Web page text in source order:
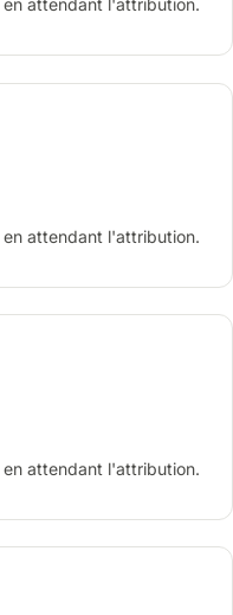
attendant l'attribution.
attendant l'attribution.
attendant l'attribution.